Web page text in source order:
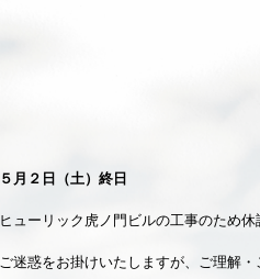
５月２日（土）終日
ヒューリック虎ノ門ビルの工事のため休
ご迷惑をお掛けいたしますが、ご理解